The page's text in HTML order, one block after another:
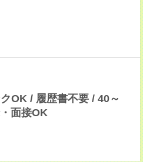
OK / 履歴書不要 / 40～
面接OK